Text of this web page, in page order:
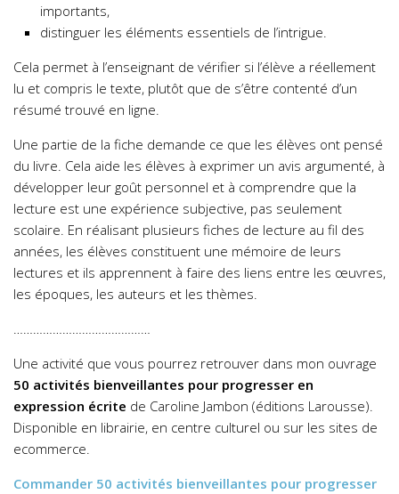
importants,
distinguer les éléments essentiels de l’intrigue.
Cela permet à l’enseignant de vérifier si l’élève a réellement
lu et compris le texte, plutôt que de s’être contenté d’un
résumé trouvé en ligne.
Une partie de la fiche demande ce que les élèves ont pensé
du livre. Cela aide les élèves à exprimer un avis argumenté, à
développer leur goût personnel et à comprendre que la
lecture est une expérience subjective, pas seulement
scolaire. En réalisant plusieurs fiches de lecture au fil des
années, les élèves constituent une mémoire de leurs
lectures et ils apprennent à faire des liens entre les œuvres,
les époques, les auteurs et les thèmes.
……………………………………
Une activité que vous pourrez retrouver dans mon ouvrage
50 activités bienveillantes pour progresser en
expression écrite de Caroline Jambon (éditions Larousse).
Disponible en librairie, en centre culturel ou sur les sites de
ecommerce.
Commander 50 activités bienveillantes pour progresser